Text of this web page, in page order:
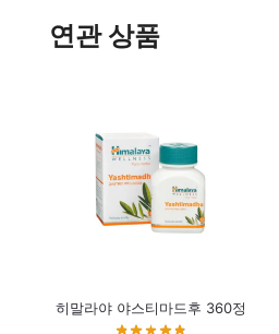
연관 상품
히말라야 야스티마드후 360정